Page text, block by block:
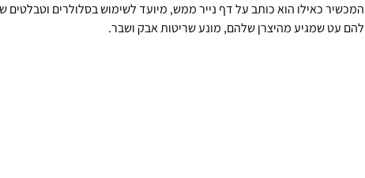
המכשיר כאילו הוא כותב על דף נייר ממש, מיועד לשימוש בסלולרים וטבלטים
להם עט שמגיע מהיצרן שלהם, מונע שריטות אבק ושבר.